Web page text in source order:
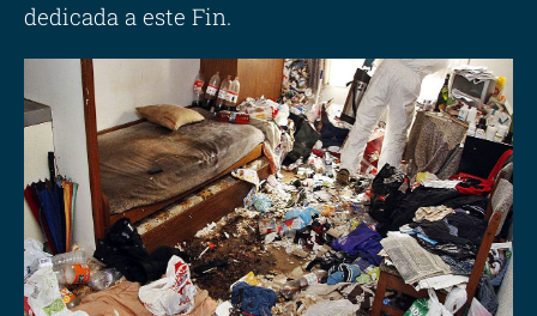
dedicada a este Fin.